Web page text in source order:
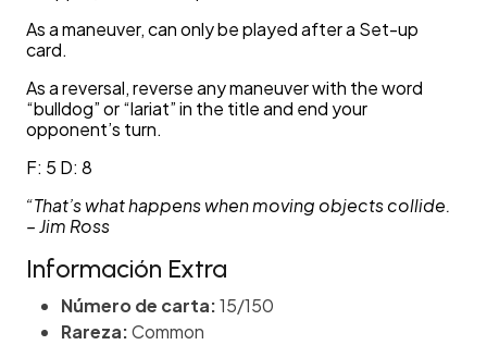
As a maneuver, can only be played after a Set-up
card.
As a reversal, reverse any maneuver with the word
“bulldog” or “lariat” in the title and end your
opponent’s turn.
F: 5 D: 8
“That’s what happens when moving objects collide.
– Jim Ross
Información Extra
Número de carta:15/150
Rareza:Common